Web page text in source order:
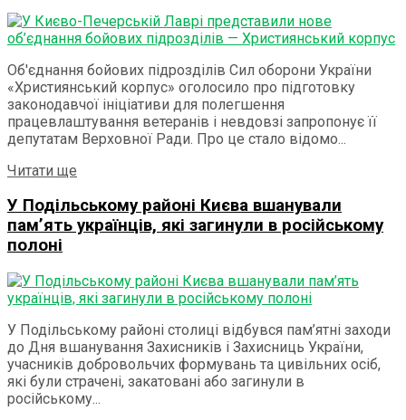
Об'єднання бойових підрозділів Сил оборони України
«Християнський корпус» оголосило про підготовку
законодавчої ініціативи для полегшення
працевлаштування ветеранів і невдовзі запропонує її
депутатам Верховної Ради. Про це стало відомо...
Читати ще
У Подільському районі Києва вшанували
пам’ять українців, які загинули в російському
полоні
У Подільському районі столиці відбувся пам’ятні заходи
до Дня вшанування Захисників і Захисниць України,
учасників добровольчих формувань та цивільних осіб,
які були страчені, закатовані або загинули в
російському...